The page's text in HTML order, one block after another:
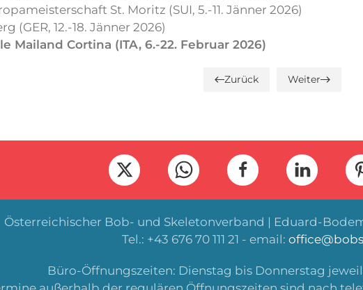
St. Moritz (SUI, 5.-11. Jänner 2026)
(GER, 12.-18. Jänner 2026)
Mailand Cortina (ITA, 6.-22. Februar 2026)
Zurück Weiter
Österreichischer Bob- und Skeletonverband | Eduard-
Tel.: +43 676 70 111 21 - email:
Büro-Öffnungszeiten: Dienstag bis Donnerstag